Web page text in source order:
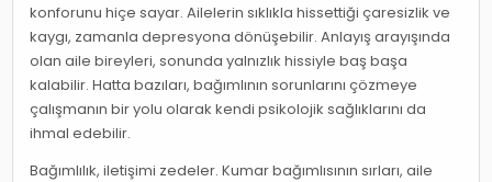
konforunu hiçe sayar. Ailelerin sıklıkla hissettiği çaresizlik ve
kaygı, zamanla depresyona dönüşebilir. Anlayış arayışında
olan aile bireyleri, sonunda yalnızlık hissiyle baş başa
kalabilir. Hatta bazıları, bağımlının sorunlarını çözmeye
çalışmanın bir yolu olarak kendi psikolojik sağlıklarını da
ihmal edebilir.
Bağımlılık, iletişimi zedeler. Kumar bağımlısının sırları, aile